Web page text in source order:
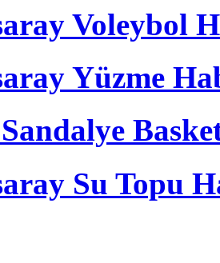
Voleybol
Yüzme
Su Topu